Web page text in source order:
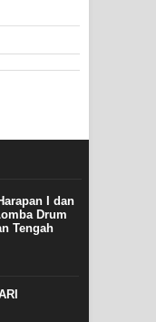
I dan
Drum
Tengah